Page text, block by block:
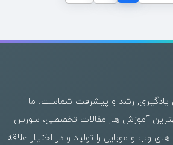
یادگیری, رشد و پیشرفت شماست. ما
آموزش ها, مقالات تخصصی، سورس
های وب و موبایل را تولید و در اختیار علاقه